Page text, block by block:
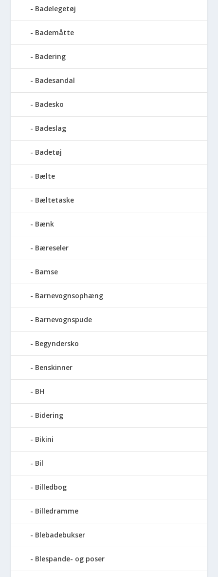
Badelegetøj
Bademåtte
Badering
Badesandal
Badesko
Badeslag
Badetøj
Bælte
Bæltetaske
Bænk
Bæreseler
Bamse
Barnevognsophæng
Barnevognspude
Begyndersko
Benskinner
BH
Bidering
Bikini
Bil
Billedbog
Billedramme
Blebadebukser
Blespande- og poser